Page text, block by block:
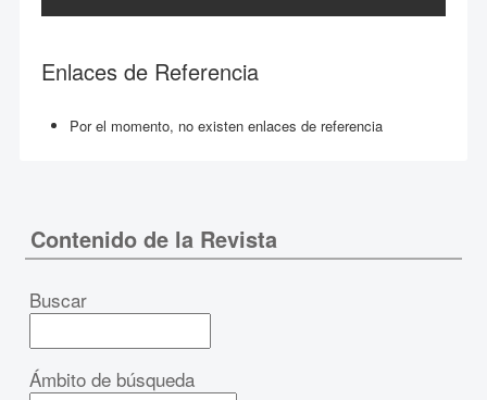
Enlaces de Referencia
Por el momento, no existen enlaces de referencia
Contenido de la Revista
Buscar
Ámbito de búsqueda